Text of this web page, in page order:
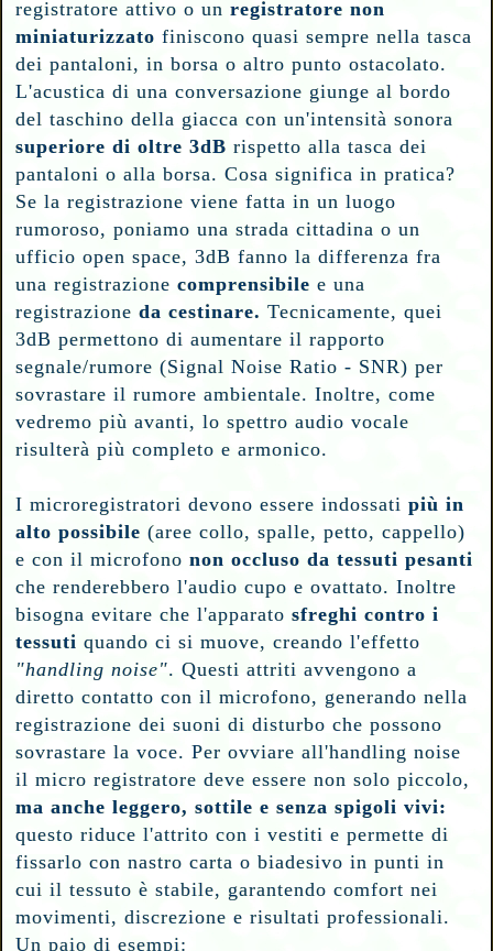
registratore attivo o unregistratore non
miniaturizzato finiscono quasi sempre nella tasca
dei pantaloni, in borsa o altro punto ostacolato.
L'acustica di una conversazione giunge al bordo
del taschino della giacca con un'intensità sonora
superiore dioltre 3dB rispetto alla tasca dei
pantaloni o alla borsa. Cosa significa in pratica?
Se la registrazione viene fatta in un luogo
rumoroso, poniamo una strada cittadina o un
ufficio open space, 3dB fanno la differenza fra
una registrazione comprensibile e una
registrazioneda cestinare.Tecnicamente, quei
3dB permettono di aumentare il rapporto
segnale/rumore (Signal Noise Ratio - SNR) per
sovrastare il rumore ambientale. Inoltre, come
vedremo più avanti, lo spettro audio vocale
risulterà più completo e armonico.
I microregistratori devono essere indossatipiù in
alto possibile (aree collo, spalle, petto, cappello)
e con il microfononon occluso da tessuti pesanti
che renderebbero l'audio cupo e ovattato. Inoltre
bisogna evitare che l'apparatosfreghi contro i
tessutiquando ci si muove, creando l'effetto
"handling noise". Questi attriti avvengono a
diretto contatto con il microfono, generando nella
registrazione dei suoni di disturbo che possono
sovrastare la voce. Per ovviare all'handling noise
il micro registratore deve essere non solo piccolo,
ma anche leggero, sottile e senza spigoli vivi:
questo riduce l'attrito con i vestiti e permette di
fissarlo con nastro carta o biadesivo in punti in
cui il tessuto è stabile, garantendo comfort nei
movimenti, discrezione e risultati professionali.
Un paio di esempi: